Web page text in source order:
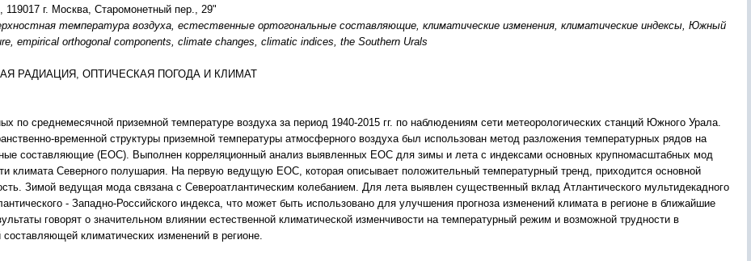
119017 г. Москва, Старомонетный пер., 29"
температура воздуха, естественные ортогональные составляющие, климатические изменения, климатические индексы, Южный
empirical orthogonal components, climate changes, climatic indices, the Southern Urals
РАДИАЦИЯ, ОПТИЧЕСКАЯ ПОГОДА И КЛИМАТ
по среднемесячной приземной температуре воздуха за период 1940-2015 гг. по наблюдениям сети метеорологических станций Южного Урала.
временной структуры приземной температуры атмосферного воздуха был использован метод разложения температурных рядов на
составляющие (ЕОС). Выполнен корреляционный анализ выявленных ЕОС для зимы и лета с индексами основных крупномасштабных мод
климата Северного полушария. На первую ведущую ЕОС, которая описывает положительный температурный тренд, приходится основной
Зимой ведущая мода связана с Североатлантическим колебанием. Для лета выявлен существенный вклад Атлантического мультидекадного
- Западно-Российского индекса, что может быть использовано для улучшения прогноза изменений климата в регионе в ближайшие
говорят о значительном влиянии естественной климатической изменчивости на температурный режим и возможной трудности в
составляющей климатических изменений в регионе.